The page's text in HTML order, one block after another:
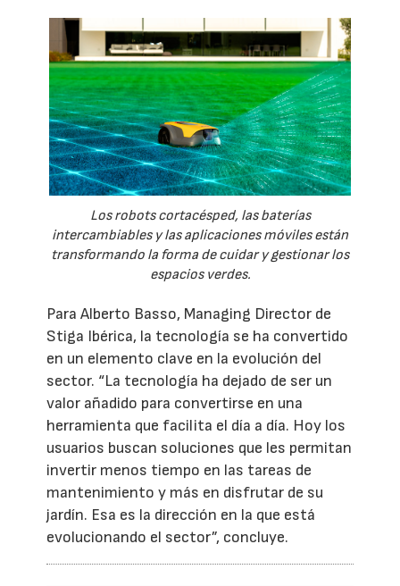
Los robots cortacésped, las baterías
intercambiables y las aplicaciones móviles están
transformando la forma de cuidar y gestionar los
espacios verdes.
Para Alberto Basso, Managing Director de
Stiga Ibérica, la tecnología se ha convertido
en un elemento clave en la evolución del
sector. “La tecnología ha dejado de ser un
valor añadido para convertirse en una
herramienta que facilita el día a día. Hoy los
usuarios buscan soluciones que les permitan
invertir menos tiempo en las tareas de
mantenimiento y más en disfrutar de su
jardín. Esa es la dirección en la que está
evolucionando el sector”, concluye.